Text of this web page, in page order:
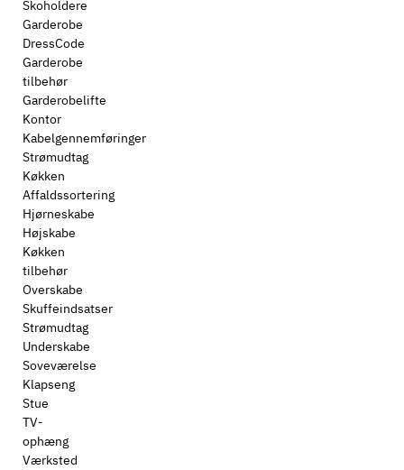
Skoholdere
Garderobe
DressCode
Garderobe
tilbehør
Garderobelifte
Kontor
Kabelgennemføringer
Strømudtag
Køkken
Affaldssortering
Hjørneskabe
Højskabe
Køkken
tilbehør
Overskabe
Skuffeindsatser
Strømudtag
Underskabe
Soveværelse
Klapseng
Stue
TV-
ophæng
Værksted